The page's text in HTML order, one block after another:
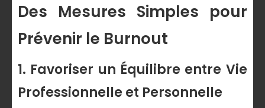
Des Mesures Simples pour
Prévenir le Burnout
1. Favoriser un Équilibre entre Vie
Professionnelle et Personnelle